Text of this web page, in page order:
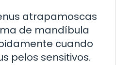
atrapamoscas
de mandíbula
cuando
pelos sensitivos.